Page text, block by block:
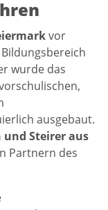
vor
wurde das
ausgebaut.
und Steirer aus
Partnern des